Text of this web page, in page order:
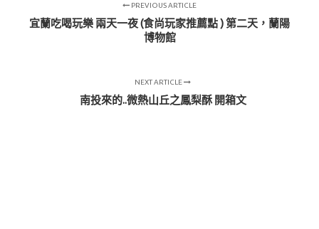
PREVIOUS ARTICLE
宜蘭吃喝玩樂 兩天一夜 (食尚玩家推薦點 ) 第二天，蘭陽
博物館
NEXT ARTICLE
南投來的..微熱山丘之鳳梨酥 開箱文